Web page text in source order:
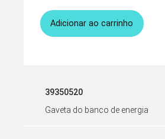
Adicionar ao carrinho
39350520
Gaveta do banco de energia